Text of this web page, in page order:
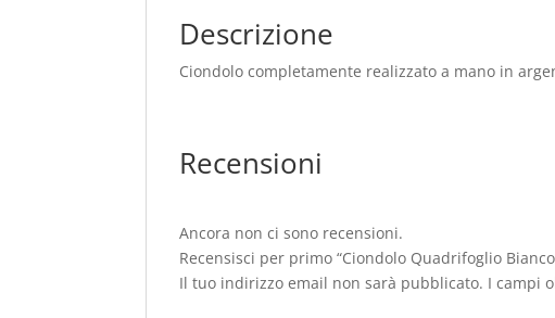
Descrizione
Ciondolo completamente realizzato a mano in
Recensioni
Ancora non ci sono recensioni.
Recensisci per primo “Ciondolo Quadrifoglio
Il tuo indirizzo email non sarà pubblicato. I campi